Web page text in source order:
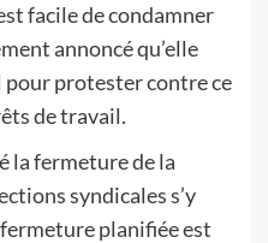
facile de condamner
annoncé qu’elle
pour protester contre ce
de travail.
la fermeture de la
syndicales s’y
planifiée est